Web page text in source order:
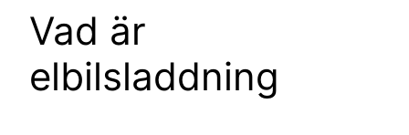
Vad är
elbilsladdning